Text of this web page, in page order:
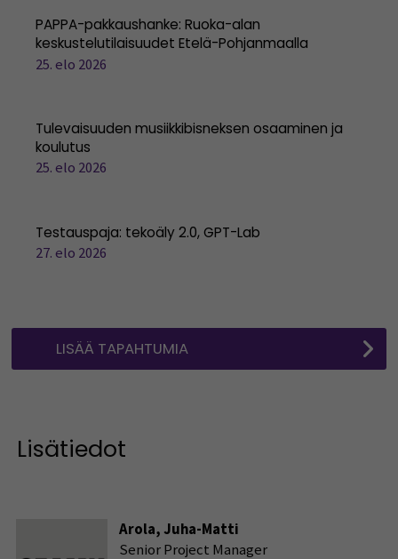
PAPPA-pakkaushanke: Ruoka-alan
keskustelutilaisuudet Etelä-Pohjanmaalla
25. elo 2026
Tulevaisuuden musiikkibisneksen osaaminen ja
koulutus
25. elo 2026
Testauspaja: tekoäly 2.0, GPT-Lab
27. elo 2026
LISÄÄ TAPAHTUMIA
Lisätiedot
Arola, Juha-Matti
Senior Project Manager